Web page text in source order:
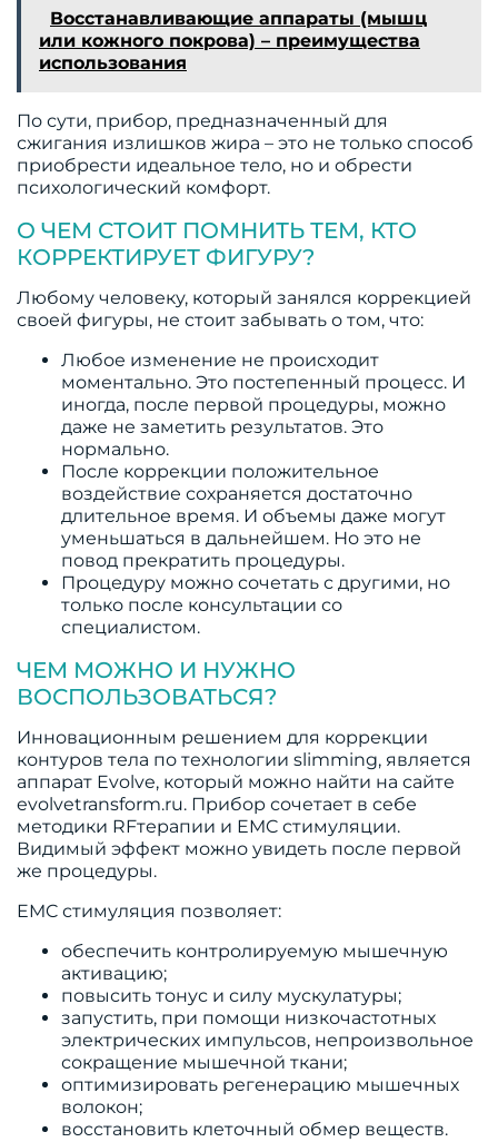
Восстанавливающие аппараты (мышц
или кожного покрова) – преимущества
использования
По сути, прибор, предназначенный для
сжигания излишков жира – это не только способ
приобрести идеальное тело, но и обрести
психологический комфорт.
О ЧЕМ СТОИТ ПОМНИТЬ ТЕМ, КТО
КОРРЕКТИРУЕТ ФИГУРУ?
Любому человеку, который занялся коррекцией
своей фигуры, не стоит забывать о том, что:
Любое изменение не происходит
моментально. Это постепенный процесс. И
иногда, после первой процедуры, можно
даже не заметить результатов. Это
нормально.
После коррекции положительное
воздействие сохраняется достаточно
длительное время. И объемы даже могут
уменьшаться в дальнейшем. Но это не
повод прекратить процедуры.
Процедуру можно сочетать с другими, но
только после консультации со
специалистом.
ЧЕМ МОЖНО И НУЖНО
ВОСПОЛЬЗОВАТЬСЯ?
Инновационным решением для коррекции
контуров тела по технологии slimming, является
аппарат Evolve, который можно найти на сайте
evolvetransform.ru. Прибор сочетает в себе
методики RFтерапии и EMC стимуляции.
Видимый эффект можно увидеть после первой
же процедуры.
EMC стимуляция позволяет:
обеспечить контролируемую мышечную
активацию;
повысить тонус и силу мускулатуры;
запустить, при помощи низкочастотных
электрических импульсов, непроизвольное
сокращение мышечной ткани;
оптимизировать регенерацию мышечных
волокон;
восстановить клеточный обмер веществ.